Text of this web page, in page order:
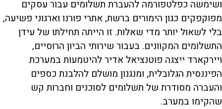
ושימשה כפלטפורמה להעברת תשלומים עבור עסקים
מפוקפקים כגון הימורים ברשת, אתרי פורנו וארגוני פשיעה,
בלי לשאול יותר מדי שאלות. זו הייתה תחילתו של עידן
התשלומים המקוונים. בעבור שירותי הביון הרוסיים,
ויירקארד ייצגה פוטנציאל אדיר להיטמעות במערכת
הפיננסית הגלובלית, ומנגנון מושלם להלבנת כספים
והעברה מסודרת של תשלומים לסוכנים וחברות קש
שהקימו במערב.